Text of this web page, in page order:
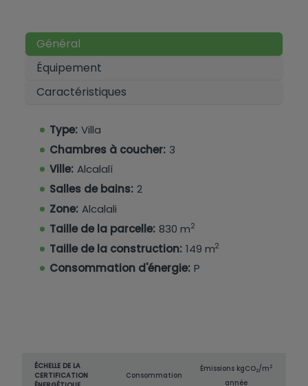
Général
Équipement
Caractéristiques
Type: Villa
Chambres à coucher: 3
Ville: Alcalalí
Salles de bains: 2
Zone: Alcalali
Taille de la parcelle: 830 m2
Taille de la construction: 149 m2
Consommation d'énergie: P
ÉCHELLE DE LA
CERTIFICATION
Consommation
Émissions kgCO2/m2
année